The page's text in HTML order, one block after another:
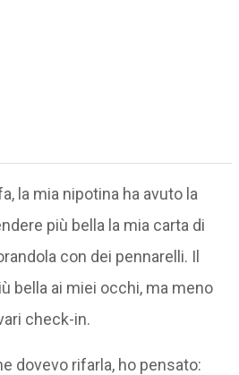
la mia nipotina ha avuto la
più bella la mia carta di
con dei pennarelli. Il
bella ai miei occhi, ma meno
check-in.
dovevo rifarla, ho pensato: